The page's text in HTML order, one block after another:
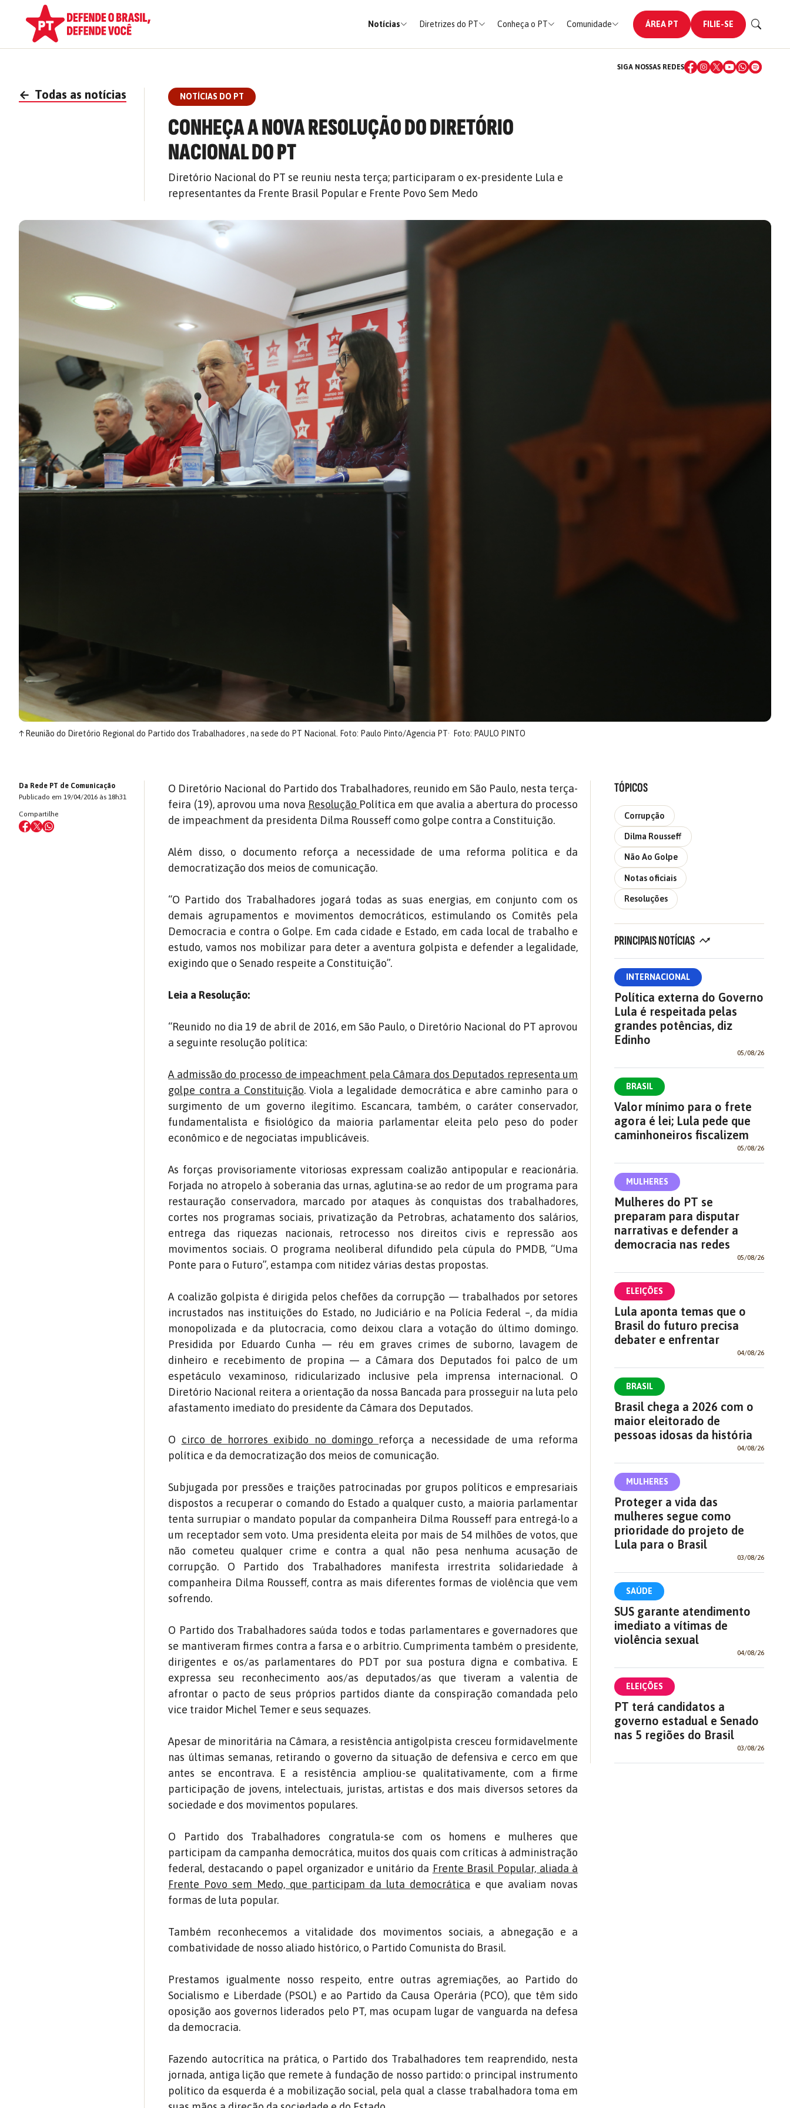
Notícias Diretrizes do PT Conheça o PT Comunidade ÁREA PT FILIE-SE
SIGA NOSSAS REDES
← Todas as notícias NOTÍCIAS DO PT
CONHEÇA A NOVA RESOLUÇÃO DO DIRETÓRIO
NACIONAL DO PT
Diretório Nacional do PT se reuniu nesta terça; participaram o ex-presidente Lula e
representantes da Frente Brasil Popular e Frente Povo Sem Medo
↑Reunião do Diretório Regional do Partido dos Trabalhadores , na sede do PT Nacional. Foto: Paulo Pinto/Agencia PT Foto: PAULO PINTO
Da Rede PT de Comunicação
Publicado em 19/04/2016 às 18h31
Compartilhe
O Diretório Nacional do Partido dos Trabalhadores, reunido em São Paulo, nesta terça-
feira (19), aprovou uma nova Resolução Política em que avalia a abertura do processo
de impeachment da presidenta Dilma Rousseff como golpe contra a Constituição.
Além disso, o documento reforça a necessidade de uma reforma política e da
democratização dos meios de comunicação.
“O Partido dos Trabalhadores jogará todas as suas energias, em conjunto com os
demais agrupamentos e movimentos democráticos, estimulando os Comitês pela
Democracia e contra o Golpe. Em cada cidade e Estado, em cada local de trabalho e
estudo, vamos nos mobilizar para deter a aventura golpista e defender a legalidade,
exigindo que o Senado respeite a Constituição”.
Leia a Resolução:
“Reunido no dia 19 de abril de 2016, em São Paulo, o Diretório Nacional do PT aprovou
a seguinte resolução política:
A admissão do processo de impeachment pela Câmara dos Deputados representa um
golpe contra a Constituição. Viola a legalidade democrática e abre caminho para o
surgimento de um governo ilegítimo. Escancara, também, o caráter conservador,
fundamentalista e fisiológico da maioria parlamentar eleita pelo peso do poder
econômico e de negociatas impublicáveis.
As forças provisoriamente vitoriosas expressam coalizão antipopular e reacionária.
Forjada no atropelo à soberania das urnas, aglutina-se ao redor de um programa para
restauração conservadora, marcado por ataques às conquistas dos trabalhadores,
cortes nos programas sociais, privatização da Petrobras, achatamento dos salários,
entrega das riquezas nacionais, retrocesso nos direitos civis e repressão aos
movimentos sociais. O programa neoliberal difundido pela cúpula do PMDB, “Uma
Ponte para o Futuro”, estampa com nitidez várias destas propostas.
A coalizão golpista é dirigida pelos chefões da corrupção — trabalhados por setores
incrustados nas instituições do Estado, no Judiciário e na Polícia Federal –, da mídia
monopolizada e da plutocracia, como deixou clara a votação do último domingo.
Presidida por Eduardo Cunha — réu em graves crimes de suborno, lavagem de
dinheiro e recebimento de propina — a Câmara dos Deputados foi palco de um
espetáculo vexaminoso, ridicularizado inclusive pela imprensa internacional. O
Diretório Nacional reitera a orientação da nossa Bancada para prosseguir na luta pelo
afastamento imediato do presidente da Câmara dos Deputados.
O circo de horrores exibido no domingo reforça a necessidade de uma reforma
política e da democratização dos meios de comunicação.
Subjugada por pressões e traições patrocinadas por grupos políticos e empresariais
dispostos a recuperar o comando do Estado a qualquer custo, a maioria parlamentar
tenta surrupiar o mandato popular da companheira Dilma Rousseff para entregá-lo a
um receptador sem voto. Uma presidenta eleita por mais de 54 milhões de votos, que
não cometeu qualquer crime e contra a qual não pesa nenhuma acusação de
corrupção. O Partido dos Trabalhadores manifesta irrestrita solidariedade à
companheira Dilma Rousseff, contra as mais diferentes formas de violência que vem
sofrendo.
O Partido dos Trabalhadores saúda todos e todas parlamentares e governadores que
se mantiveram firmes contra a farsa e o arbítrio. Cumprimenta também o presidente,
dirigentes e os/as parlamentares do PDT por sua postura digna e combativa. E
expressa seu reconhecimento aos/as deputados/as que tiveram a valentia de
afrontar o pacto de seus próprios partidos diante da conspiração comandada pelo
vice traidor Michel Temer e seus sequazes.
Apesar de minoritária na Câmara, a resistência antigolpista cresceu formidavelmente
nas últimas semanas, retirando o governo da situação de defensiva e cerco em que
antes se encontrava. E a resistência ampliou-se qualitativamente, com a firme
participação de jovens, intelectuais, juristas, artistas e dos mais diversos setores da
sociedade e dos movimentos populares.
O Partido dos Trabalhadores congratula-se com os homens e mulheres que
participam da campanha democrática, muitos dos quais com críticas à administração
federal, destacando o papel organizador e unitário da Frente Brasil Popular, aliada à
Frente Povo sem Medo, que participam da luta democrática e que avaliam novas
formas de luta popular.
Também reconhecemos a vitalidade dos movimentos sociais, a abnegação e a
combatividade de nosso aliado histórico, o Partido Comunista do Brasil.
Prestamos igualmente nosso respeito, entre outras agremiações, ao Partido do
Socialismo e Liberdade (PSOL) e ao Partido da Causa Operária (PCO), que têm sido
oposição aos governos liderados pelo PT, mas ocupam lugar de vanguarda na defesa
da democracia.
Fazendo autocrítica na prática, o Partido dos Trabalhadores tem reaprendido, nesta
jornada, antiga lição que remete à fundação de nosso partido: o principal instrumento
político da esquerda é a mobilização social, pela qual a classe trabalhadora toma em
TÓPICOS
Corrupção
Dilma Rousseff
Não Ao Golpe
Notas oficiais
Resoluções
PRINCIPAIS NOTÍCIAS
INTERNACIONAL
Política externa do Governo
Lula é respeitada pelas
grandes potências, diz
Edinho
05/08/26
BRASIL
Valor mínimo para o frete
agora é lei; Lula pede que
caminhoneiros fiscalizem
05/08/26
MULHERES
Mulheres do PT se
preparam para disputar
narrativas e defender a
democracia nas redes
05/08/26
ELEIÇÕES
Lula aponta temas que o
Brasil do futuro precisa
debater e enfrentar
04/08/26
BRASIL
Brasil chega a 2026 com o
maior eleitorado de
pessoas idosas da história
04/08/26
MULHERES
Proteger a vida das
mulheres segue como
prioridade do projeto de
Lula para o Brasil
03/08/26
SAÚDE
SUS garante atendimento
imediato a vítimas de
violência sexual
04/08/26
ELEIÇÕES
PT terá candidatos a
governo estadual e Senado
nas 5 regiões do Brasil
03/08/26